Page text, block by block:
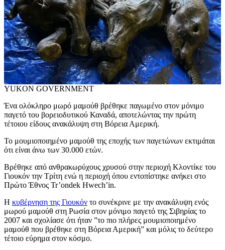
YUKON GOVERNMENT
Ένα ολόκληρο μωρό μαμούθ βρέθηκε παγωμένο στον μόνιμο
παγετό του βορειοδυτικού Καναδά, αποτελώντας την πρώτη
τέτοιου είδους ανακάλυψη στη Βόρεια Αμερική.
Το μουμιοποιημένο μαμούθ της εποχής των παγετώνων εκτιμάται
ότι είναι άνω των 30.000 ετών.
Βρέθηκε από ανθρακωρύχους χρυσού στην περιοχή Κλοντίκε του
Γιουκόν την Τρίτη ενώ η περιοχή όπου εντοπίστηκε ανήκει στο
Πρώτο Έθνος Tr’ondek Hwech’in.
Η κυβέρνηση της Γιουκόν το συνέκρινε με την ανακάλυψη ενός
μωρού μαμούθ στη Ρωσία στον μόνιμο παγετό της Σιβηρίας το
2007 και σχολίασε ότι ήταν ”το πιο πλήρες μουμιοποιημένο
μαμούθ που βρέθηκε στη Βόρεια Αμερική” και μόλις το δεύτερο
τέτοιο εύρημα στον κόσμο.